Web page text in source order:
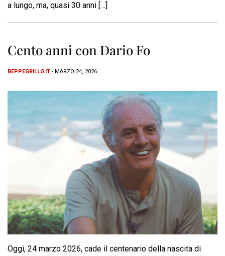
a lungo, ma, quasi 30 anni […]
Cento anni con Dario Fo
BEPPEGRILLO.IT - MARZO 24, 2026
Oggi, 24 marzo 2026, cade il centenario della nascita di